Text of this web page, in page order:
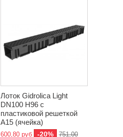
Лоток Gidrolica Light
DN100 Н96 с
пластиковой решеткой
A15 (ячейка)
600,80 руб -20%
751,00